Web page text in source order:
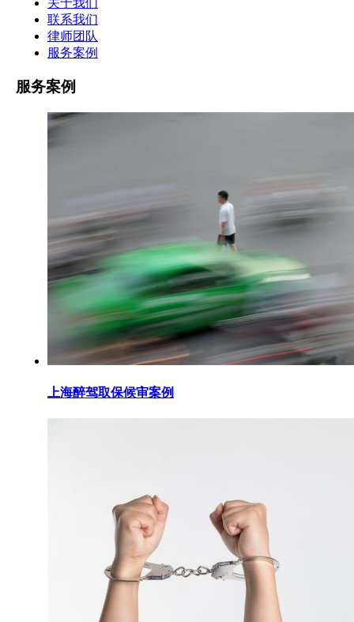
关于我们
联系我们
律师团队
服务案例
服务案例
上海醉驾取保候审案例